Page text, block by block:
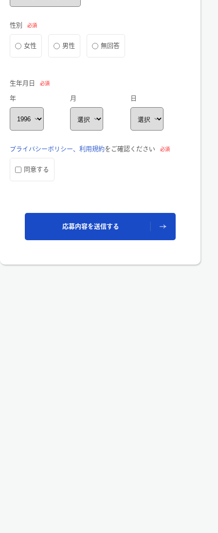
性別 必須
女性 男性 無回答
生年月日 必須
年 月 日
プライバシーポリシー、利用規約をご確認ください 必須
同意する
応募内容を送信する